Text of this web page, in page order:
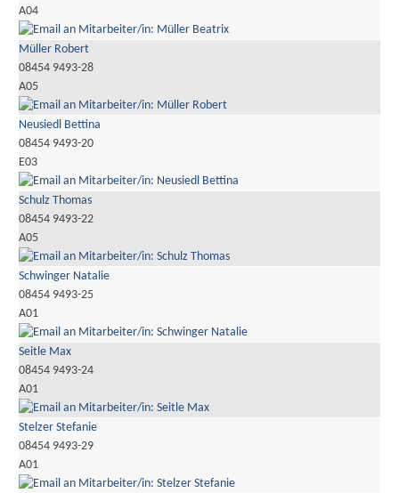
A04
Müller Robert
08454 9493-28
A05
Neusiedl Bettina
08454 9493-20
E03
Schulz Thomas
08454 9493-22
A05
Schwinger Natalie
08454 9493-25
A01
Seitle Max
08454 9493-24
A01
Stelzer Stefanie
08454 9493-29
A01